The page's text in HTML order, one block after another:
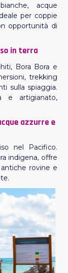
acque
per coppie
opportunità di
in terra
Bora Bora e
trekking
sulla spiaggia.
e artigianato,
azzurre e
nel Pacifico.
indigena, offre
rovine e